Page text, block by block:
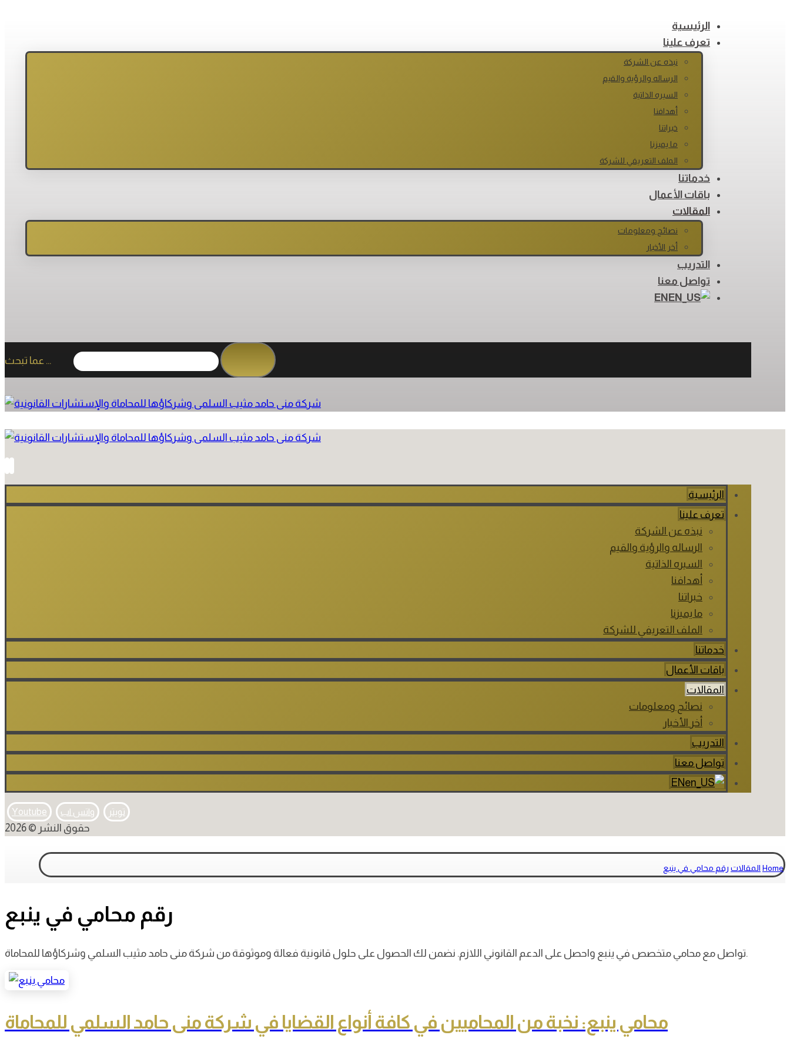
الرئيسية
تعرف علينا
نبذه عن الشركة
الرساله والرؤية والقيم
السيره الذاتية
أهدافنا
خبراتنا
ما يميزنا
الملف التعريفي للشركة
خدماتنا
باقات الأعمال
المقالات
نصائح ومعلومات
أخر الأخبار
التدريب
تواصل معنا
EN
عما تبحث ...
الرئيسية
تعرف علينا
نبذه عن الشركة
الرساله والرؤية والقيم
السيره الذاتية
أهدافنا
خبراتنا
ما يميزنا
الملف التعريفي للشركة
خدماتنا
باقات الأعمال
المقالات
نصائح ومعلومات
أخر الأخبار
التدريب
تواصل معنا
EN
Youtube تويتر واتس اب
حقوق النشر © 2026
Home المقالات رقم محامي في ينبع
رقم محامي في ينبع
تواصل مع محامي متخصص في ينبع واحصل على الدعم القانوني اللازم. نضمن لك الحصول على حلول قانونية فعالة وموثوقة من شركة منى حامد مثيب السلمي وشركاؤها للمحاماة.
محامي ينبع: نخبة من المحاميين في كافة أنواع القضايا في شركة منى حامد السلمي للمحاماة